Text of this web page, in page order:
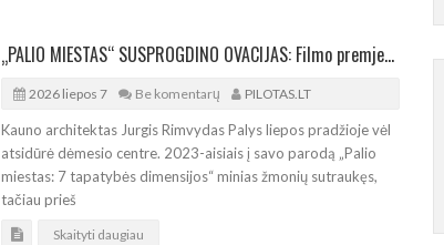
„PALIO MIESTAS“ SUSPROGDINO OVACIJAS: Filmo premjera įvyko sausakimšoje salėje
2026 liepos 7 Be komentarų PILOTAS.LT
Kauno architektas Jurgis Rimvydas Palys liepos pradžioje vėl
atsidūrė dėmesio centre. 2023-aisiais į savo parodą „Palio
miestas: 7 tapatybės dimensijos“ minias žmonių sutraukęs,
tačiau prieš
Skaityti daugiau